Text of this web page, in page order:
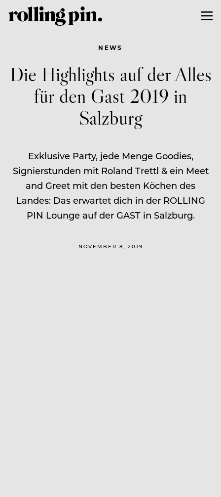
NEWS
Die Highlights auf der Alles
für den Gast 2019 in
Salzburg
Exklusive Party, jede Menge Goodies,
Signierstunden mit Roland Trettl & ein Meet
and Greet mit den besten Köchen des
Landes: Das erwartet dich in der ROLLING
PIN Lounge auf der GAST in Salzburg.
NOVEMBER 8, 2019